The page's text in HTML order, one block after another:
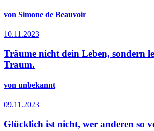
von Simone de Beauvoir
10.11.2023
Träume nicht dein Leben, sondern
Traum.
von unbekannt
09.11.2023
Glücklich ist nicht, wer anderen so